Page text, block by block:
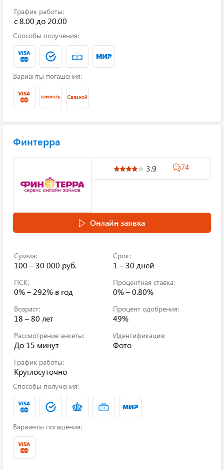
График работы:
с 8.00 до 20.00
Способы получения:
Варианты погашения:
Финтерра
3.9 74
Онлайн заявка
Сумма:
100 – 30 000 руб.
Срок:
1 – 30 дней
ПСК:
0% – 292% в год
Процентная ставка:
0% – 0.80%
Возраст:
18 – 80 лет
Процент одобрения:
49%
Рассмотрение анкеты:
До 15 минут
Идентификация:
Фото
График работы:
Круглосуточно
Способы получения:
Варианты погашения: